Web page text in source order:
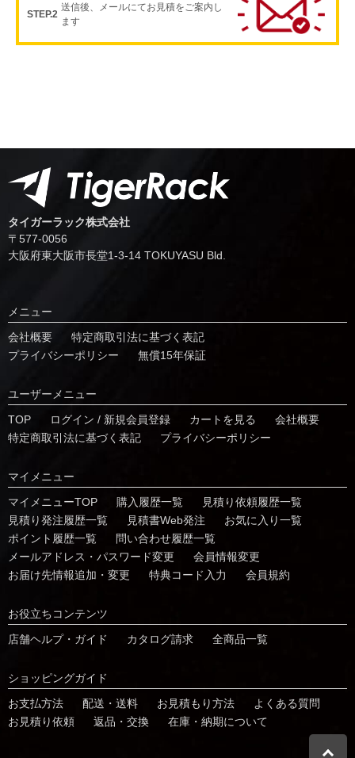
STEP.2
送信後、メールにてお見積をご案内し
ます
タイガーラック株式会社
〒577-0056
⼤阪府東⼤阪市⻑堂1-3-14 TOKUYASU Bld.
メニュー
会社概要
特定商取引法に基づく表記
プライバシーポリシー
無償15年保証
ユーザーメニュー
TOP
ログイン / 新規会員登録 カートを見る
会社概要
特定商取引法に基づく表記
プライバシーポリシー
マイメニュー
マイメニューTOP
購入履歴一覧
⾒積り依頼履歴⼀覧
⾒積り発注履歴⼀覧
見積書Web発注
お気に⼊り⼀覧
ポイント履歴⼀覧
問い合わせ履歴⼀覧
メールアドレス・パスワード変更
会員情報変更
お届け先情報追加・変更
特典コード⼊⼒ 会員規約
お役⽴ちコンテンツ
店舗ヘルプ・ガイド
カタログ請求 全商品一覧
ショッピングガイド
お⽀払⽅法
配送・送料 お見積もり方法
よくある質問
お⾒積り依頼
返品・交換 在庫・納期について